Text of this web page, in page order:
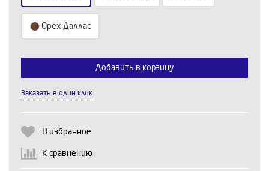
Орех Даллас
Выберите количество:
Продолжить Отмена
Добавить в корзину
Заказать в один клик
В избранное
К сравнению